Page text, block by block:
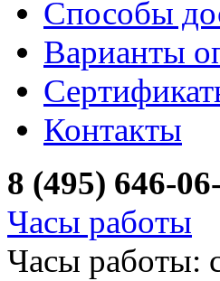
Способы
Варианты
Контакты
8 (495) 646-
Часы работы
Часы работы: